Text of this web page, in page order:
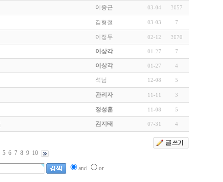
이중근 03-04 3057
김형철 03-03 7
이정두 02-12 3070
이상각 01-27 7
이상각 01-27 4
석님 12-08 5
관리자 11-11 3
정성훈 11-08 5
김지태 07-31 4
5 6 7 8 9 10
and or